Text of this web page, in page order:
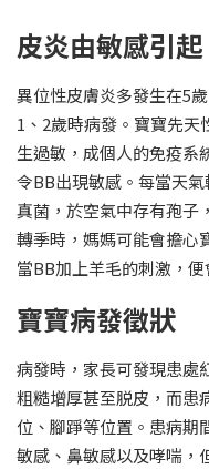
皮炎由敏感引起
異位性皮膚炎多發生在5
1、2歲時病發。寶寶先天
生過敏，成個人的免疫系
令BB出現敏感。每當天
真菌，於空氣中存有孢子
轉季時，媽媽可能會擔心
當BB加上羊毛的刺激，便
寶寶病發徵狀
病發時，家長可發現患處
粗糙增厚甚至脱皮，而患
位、腳踭等位置。患病期
敏感、鼻敏感以及哮喘，